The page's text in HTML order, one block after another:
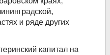
и ряде других
капитал на